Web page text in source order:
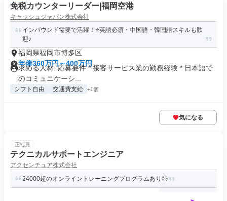
免税カウンターリーダー|福岡空港
キャッシュジャパン株式会社
インバウンド需要で活躍！⭐️英語必須・中国語・韓国語スキルも歓
迎♪
福岡県福岡市博多区
年俸360万円～400万円
求める人材: 応募要件 * 接客サービス業の勤務経験 * 日本語で
のコミュニケーシ...
シフト自由 交通費支給 +1個
気になる
正社員
テクニカルサポートエンジニア
アクセンチュア株式会社
24000超のオンライントレーニングプログラムあり◎